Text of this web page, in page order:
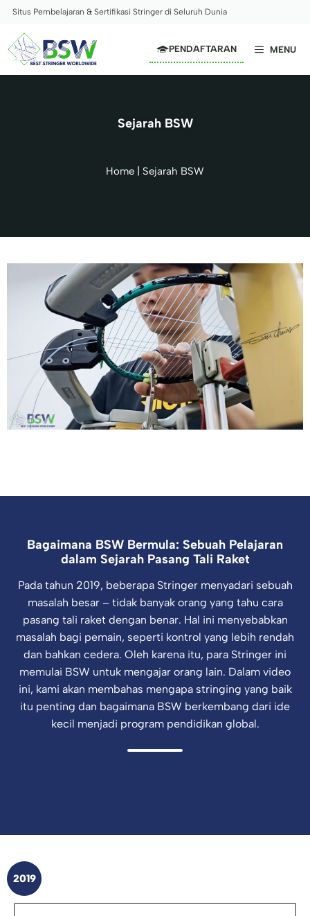
Langsung
Situs Pembelajaran & Sertifikasi Stringer di Seluruh Dunia
MENU
PENDAFTARAN
Sejarah BSW
Home Sejarah BSW
Bagaimana BSW Bermula: Sebuah Pelajaran
dalam Sejarah Pasang Tali Raket
Pada tahun 2019, beberapa Stringer menyadari sebuah
masalah besar – tidak banyak orang yang tahu cara
pasang tali raket dengan benar. Hal ini menyebabkan
masalah bagi pemain, seperti kontrol yang lebih rendah
dan bahkan cedera. Oleh karena itu, para Stringer ini
memulai BSW untuk mengajar orang lain. Dalam video
ini, kami akan membahas mengapa stringing yang baik
itu penting dan bagaimana BSW berkembang dari ide
kecil menjadi program pendidikan global.
2019